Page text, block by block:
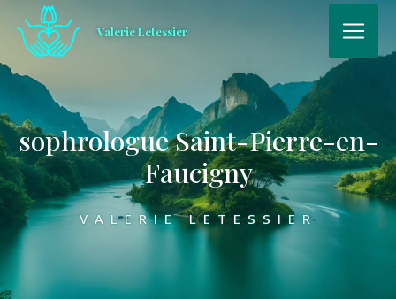
Valerie Letessier
sophrologue Saint-Pierre-en-
Faucigny
VALERIE LETESSIER
Panneau de gestion des cookies